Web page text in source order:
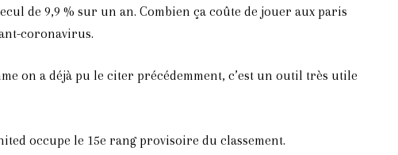
de 9,9 % sur un an. Combien ça coûte de jouer aux paris
coronavirus.
on a déjà pu le citer précédemment, c’est un outil très utile
occupe le 15e rang provisoire du classement.